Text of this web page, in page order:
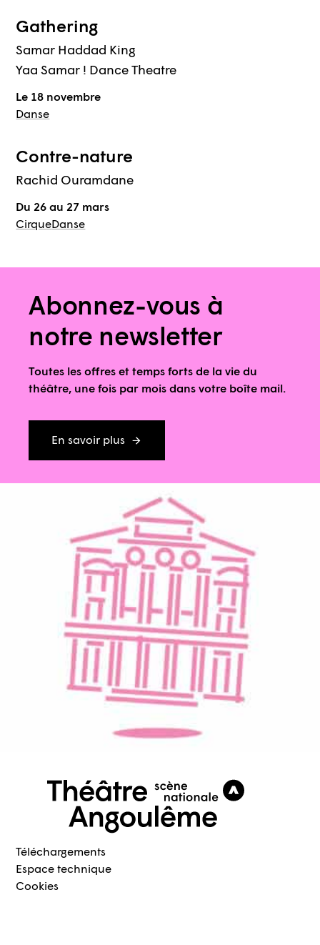
Gathering
Samar Haddad King
Yaa Samar ! Dance Theatre
Le 18 novembre
Danse
Contre-nature
Rachid Ouramdane
Du 26 au 27 mars
CirqueDanse
Abonnez-vous à
notre newsletter
Toutes les offres et temps forts de la vie du
théâtre, une fois par mois dans votre boîte mail.
En savoir plus
Téléchargements
Espace technique
Cookies